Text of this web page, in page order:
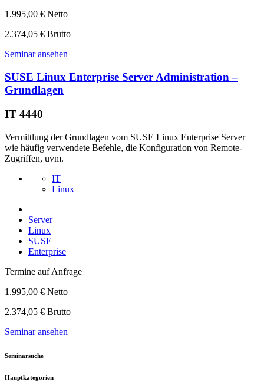
1.995,00 € Netto
2.374,05 € Brutto
Seminar ansehen
SUSE Linux Enterprise Server Administration –
Grundlagen
IT 4440
Vermittlung der Grundlagen vom SUSE Linux Enterprise Server
wie häufig verwendete Befehle, die Konfiguration von Remote-
Zugriffen, uvm.
IT
Linux
Server
Linux
SUSE
Enterprise
Termine auf Anfrage
1.995,00 € Netto
2.374,05 € Brutto
Seminar ansehen
Seminarsuche
Hauptkategorien